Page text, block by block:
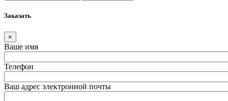
Заказать
×
Ваше имя
Телефон
Ваш адрес электронной почты